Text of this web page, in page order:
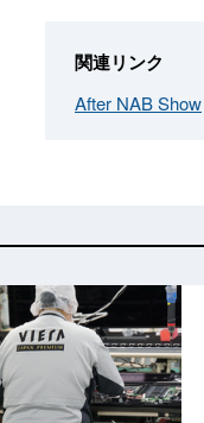
関連リンク
After NAB Show